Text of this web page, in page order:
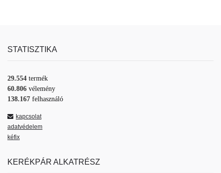
STATISZTIKA
29.554 termék
60.806 vélemény
138.167 felhasználó
kapcsolat
adatvédelem
kéfix
KERÉKPÁR ALKATRÉSZ